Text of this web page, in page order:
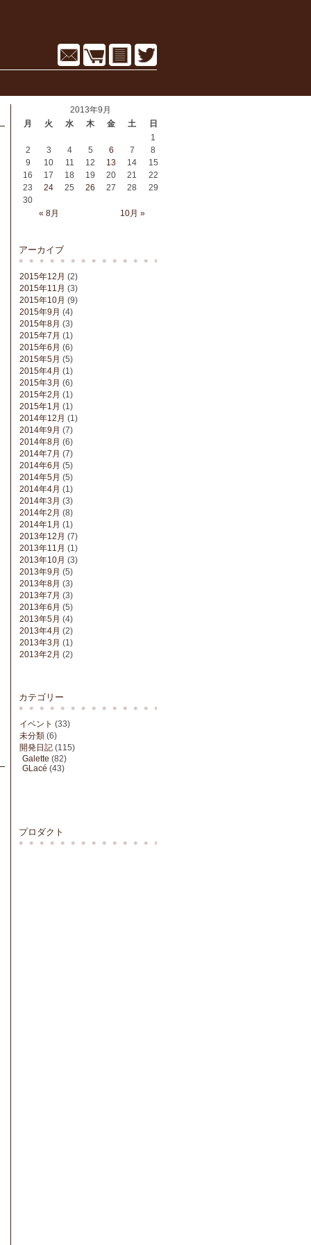
2013年9月
月
火 水 木 金 土 日
« 8月 10月 »
1
2
3 4 5 6 7
8
9
10 11 12 13 14
15
16
17 18 19 20 21
22
23
24 25 26 27 28
29
30
アーカイブ
2015年12月 (2)
2015年11月 (3)
2015年10月 (9)
2015年9月 (4)
2015年8月 (3)
2015年7月 (1)
2015年6月 (6)
2015年5月 (5)
2015年4月 (1)
2015年3月 (6)
2015年2月 (1)
2015年1月 (1)
2014年12月 (1)
2014年9月 (7)
2014年8月 (6)
2014年7月 (7)
2014年6月 (5)
2014年5月 (5)
2014年4月 (1)
2014年3月 (3)
2014年2月 (8)
2014年1月 (1)
2013年12月 (7)
2013年11月 (1)
2013年10月 (3)
2013年9月 (5)
2013年8月 (3)
2013年7月 (3)
2013年6月 (5)
2013年5月 (4)
2013年4月 (2)
2013年3月 (1)
2013年2月 (2)
カテゴリー
イベント (33)
未分類 (6)
開発日記 (115)
Galette (82)
GLacé (43)
プロダクト